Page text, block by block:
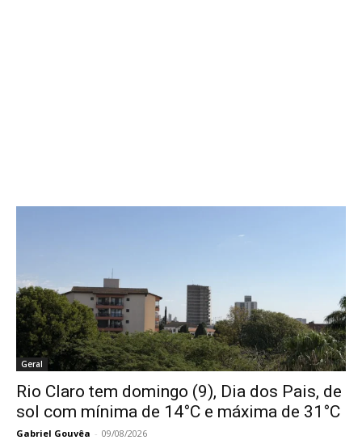
Geral
Rio Claro tem domingo (9), Dia dos Pais, de
sol com mínima de 14°C e máxima de 31°C
Gabriel Gouvêa - 09/08/2026